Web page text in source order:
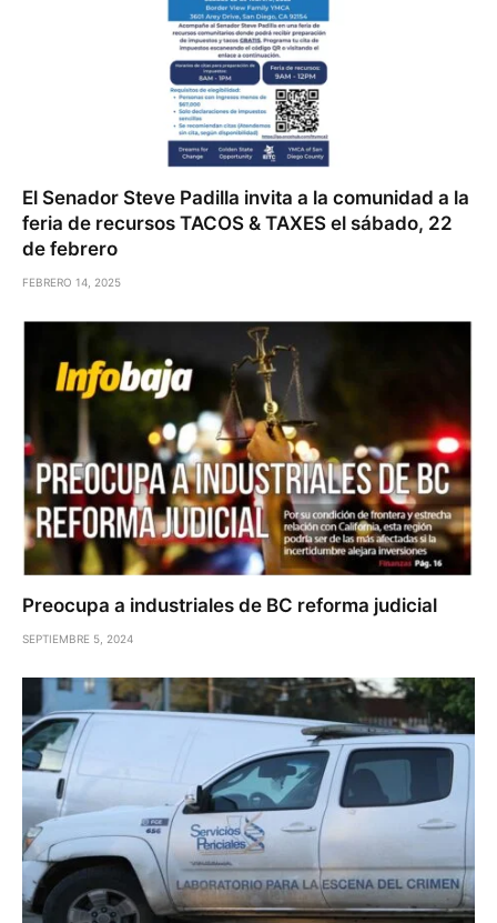
El Senador Steve Padilla invita a la comunidad a la
feria de recursos TACOS & TAXES el sábado, 22
de febrero
FEBRERO 14, 2025
Preocupa a industriales de BC reforma judicial
SEPTIEMBRE 5, 2024